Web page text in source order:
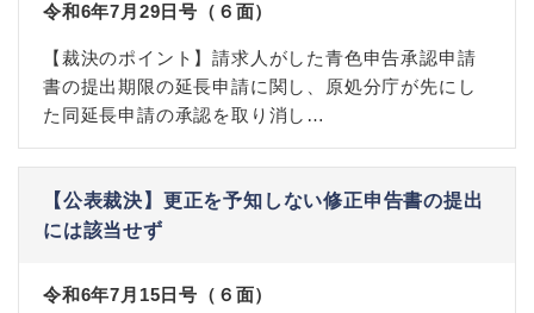
令和6年7月29日号（６面）
【裁決のポイント】請求人がした青色申告承認申請
書の提出期限の延長申請に関し、原処分庁が先にし
た同延長申請の承認を取り消し…
【公表裁決】更正を予知しない修正申告書の提出
には該当せず
令和6年7月15日号（６面）